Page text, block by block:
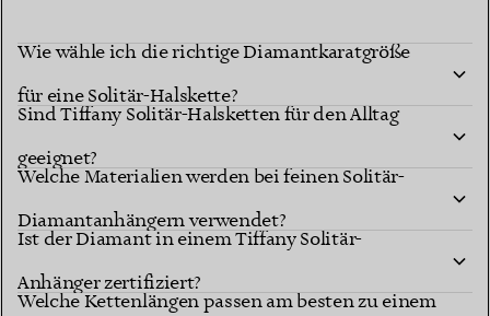
Wie wähle ich die richtige Diamantkaratgröße
für eine Solitär-Halskette?
Sind Tiffany Solitär-Halsketten für den Alltag
geeignet?
Welche Materialien werden bei feinen Solitär-
Diamantanhängern verwendet?
Ist der Diamant in einem Tiffany Solitär-
Anhänger zertifiziert?
Welche Kettenlängen passen am besten zu einem